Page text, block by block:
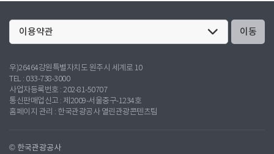
이동
우)26464강원특별자치도 원주시 세계로 10
TEL : 033-738-3000
사업자등록번호 : 202-81-50707
통신판매업신고 : 제2009-서울중구-1234호
홈페이지 관리 : 한국관광공사 열린관광콘텐츠팀
© 한국관광공사